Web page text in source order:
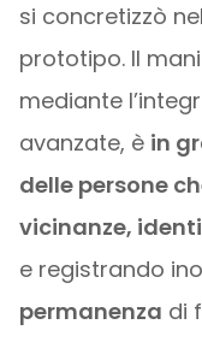
si concretizzò
prototipo. Il
mediante
avanzate, è in
delle persone
vicinanze,
e registrando
permanenza di